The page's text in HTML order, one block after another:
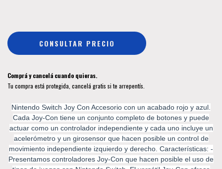
Comprá y cancelá cuando quieras.
Tu compra está protegida, cancelá gratis si te arrepentís.
Nintendo Switch Joy Con Accesorio con un acabado rojo y azul.
Cada Joy-Con tiene un conjunto completo de botones y puede
actuar como un controlador independiente y cada uno incluye un
acelerómetro y un girosensor que hacen posible un control de
movimiento independiente izquierdo y derecho. Características: -
Presentamos controladores Joy-Con que hacen posible el uso de